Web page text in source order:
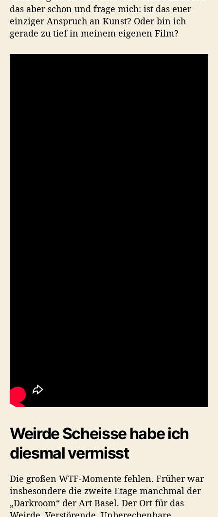
das aber schon und frage mich: ist das euer
einziger Anspruch an Kunst? Oder bin ich
gerade zu tief in meinem eigenen Film?
Weirde Scheisse habe ich
diesmal vermisst
Die großen WTF-Momente fehlen. Früher war
insbesondere die zweite Etage manchmal der
„Darkroom“ der Art Basel. Der Ort für das